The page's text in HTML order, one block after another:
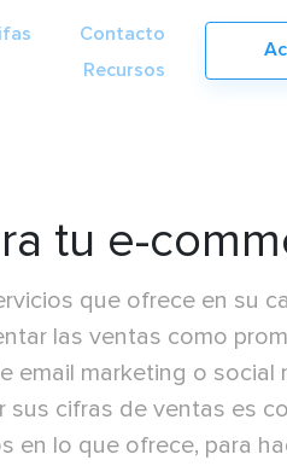
Contacto
Recursos
tu e-
que ofrece en su
las ventas como
email marketing o social
sus cifras de ventas es
en lo que ofrece, para